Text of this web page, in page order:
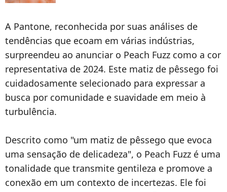
A Pantone, reconhecida por suas análises de
tendências que ecoam em várias indústrias,
surpreendeu ao anunciar o Peach Fuzz como a cor
representativa de 2024. Este matiz de pêssego foi
cuidadosamente selecionado para expressar a
busca por comunidade e suavidade em meio à
turbulência.
Descrito como "um matiz de pêssego que evoca
uma sensação de delicadeza", o Peach Fuzz é uma
tonalidade que transmite gentileza e promove a
conexão em um contexto de incertezas. Ele foi